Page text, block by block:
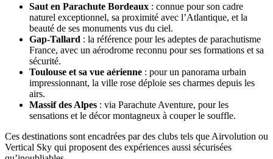
Saut en Parachute Bordeaux : connue pour son cadre
naturel exceptionnel, sa proximité avec l’Atlantique, et la
beauté de ses monuments vus du ciel.
Gap-Tallard : la référence pour les adeptes de parachutisme
France, avec un aérodrome reconnu pour ses formations et sa
sécurité.
Toulouse et sa vue aérienne : pour un panorama urbain
impressionnant, la ville rose déploie ses charmes depuis les
airs.
Massif des Alpes : via Parachute Aventure, pour les
sensations et le décor montagneux à couper le souffle.
Ces destinations sont encadrées par des clubs tels que Airvolution ou
Vertical Sky qui proposent des expériences aussi sécurisées